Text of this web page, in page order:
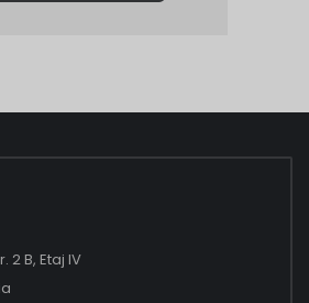
2 B, Etaj IV